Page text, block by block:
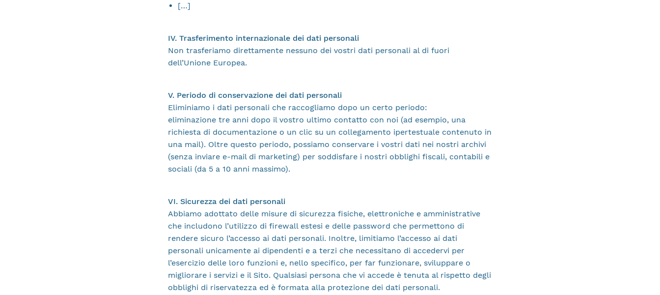
[…]
IV. Trasferimento internazionale dei dati personali
Non trasferiamo direttamente nessuno dei vostri dati personali al di fuori
dell’Unione Europea.
V. Periodo di conservazione dei dati personali
Eliminiamo i dati personali che raccogliamo dopo un certo periodo:
eliminazione tre anni dopo il vostro ultimo contatto con noi (ad esempio, una
richiesta di documentazione o un clic su un collegamento ipertestuale contenuto in
una mail). Oltre questo periodo, possiamo conservare i vostri dati nei nostri archivi
(senza inviare e-mail di marketing) per soddisfare i nostri obblighi fiscali, contabili e
sociali (da 5 a 10 anni massimo).
VI. Sicurezza dei dati personali
Abbiamo adottato delle misure di sicurezza fisiche, elettroniche e amministrative
che includono l’utilizzo di firewall estesi e delle password che permettono di
rendere sicuro l’accesso ai dati personali. Inoltre, limitiamo l’accesso ai dati
personali unicamente ai dipendenti e a terzi che necessitano di accedervi per
l’esercizio delle loro funzioni e, nello specifico, per far funzionare, sviluppare o
migliorare i servizi e il Sito. Qualsiasi persona che vi accede è tenuta al rispetto degli
obblighi di riservatezza ed è formata alla protezione dei dati personali.